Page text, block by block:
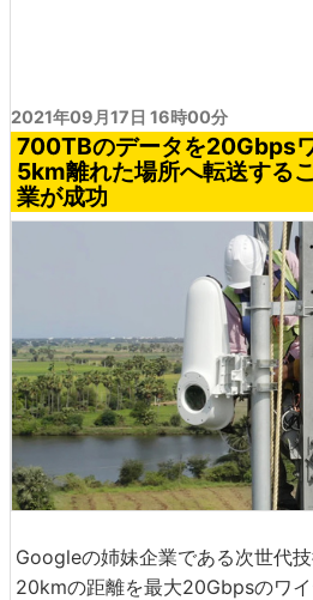
2021年09月17日 16時00分
700TBのデータを20Gbps
5km離れた場所へ転送する
業が成功
Googleの姉妹企業である次世代技
20kmの距離を最大20Gbpsのワ